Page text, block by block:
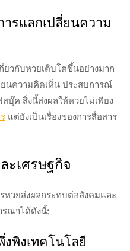
รแลกเปลี่ยนความ
วกับหวยเติบโตขึ้นอย่างมาก
นความคิดเห็น ประสบการณ์
บุ๊ค สิ่งนี้ส่งผลให้หวยไม่เพียง
แต่ยังเป็นเรื่องของการสื่อสาร
ะเศรษฐกิจ
หวยส่งผลกระทบต่อสังคมและ
รณาได้ดังนี้:
พิงเทคโนโลยี